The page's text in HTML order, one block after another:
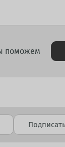
поможем